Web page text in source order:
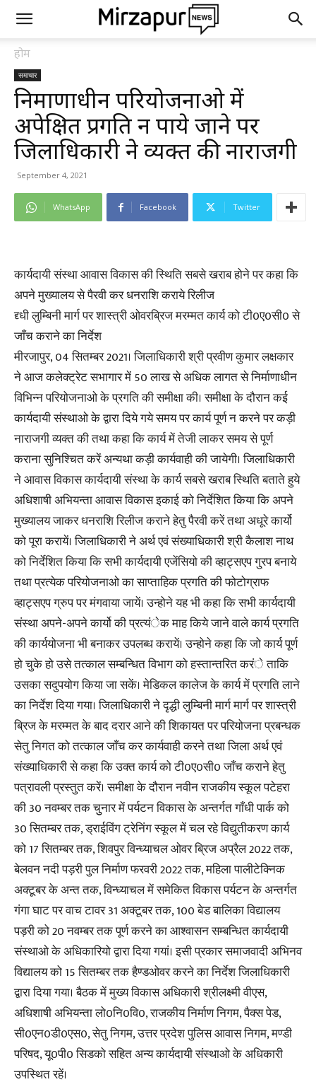
होम
समाचार
निर्माणाधीन परियोजनाओ में
अपेक्षित प्रगति न पाये जाने पर
जिलाधिकारी ने व्यक्त की नाराजगी
September 4, 2021
WhatsApp Facebook Twitter
कार्यदायी संस्था आवास विकास की स्थिति सबसे खराब होने पर कहा कि
अपने मुख्यालय से पैरवी कर धनराशि कराये रिलीज
द्द्धी लुम्बिनी मार्ग पर शास्त्री ओवरब्रिज मरम्मत कार्य को टी0ए0सी0 से
जाँच कराने का निर्देश
मीरजापुर, 04 सितम्बर 2021। जिलाधिकारी श्री प्रवीण कुमार लक्षकार
ने आज कलेक्ट्रेट सभागार में 50 लाख से अधिक लागत से निर्माणाधीन
विभिन्न परियोजनाओ के प्रगति की समीक्षा की। समीक्षा के दौरान कई
कार्यदायी संस्थाओ के द्वारा दिये गये समय पर कार्य पूर्ण न करने पर कड़ी
नाराजगी व्यक्त की तथा कहा कि कार्य में तेजी लाकर समय से पूर्ण
कराना सुनिश्चित करें अन्यथा कड़ी कार्यवाही की जायेगी। जिलाधिकारी
ने आवास विकास कार्यदायी संस्था के कार्य सबसे खराब स्थिति बताते हुये
अधिशाषी अभियन्ता आवास विकास इकाई को निर्देशित किया कि अपने
मुख्यालय जाकर धनराशि रिलीज कराने हेतु पैरवी करें तथा अधूरे कार्यो
को पूरा करायें। जिलाधिकारी ने अर्थ एवं संख्याधिकारी श्री कैलाश नाथ
को निर्देशित किया कि सभी कार्यदायी एजेंसियो की व्हाट्सएप गु्रप बनाये
तथा प्रत्येक परियोजनाओ का साप्ताहिक प्रगति की फोटोग्राफ
व्हाट्सएप ग्रुप पर मंगवाया जायें। उन्होने यह भी कहा कि सभी कार्यदायी
संस्था अपने-अपने कार्यो की प्रत्यंेक माह किये जाने वाले कार्य प्रगति
की कार्ययोजना भी बनाकर उपलब्ध करायें। उन्होने कहा कि जो कार्य पूर्ण
हो चुके हो उसे तत्काल सम्बन्धित विभाग को हस्तान्तरित करंे ताकि
उसका सदुपयोग किया जा सकें। मेडिकल कालेज के कार्य में प्रगति लाने
का निर्देश दिया गया। जिलाधिकारी ने दृद्धी लुम्बिनी मार्ग मार्ग पर शास्त्री
ब्रिज के मरम्मत के बाद दरार आने की शिकायत पर परियोजना प्रबन्धक
सेतु निगत को तत्काल जाँच कर कार्यवाही करने तथा जिला अर्थ एवं
संख्याधिकारी से कहा कि उक्त कार्य को टी0ए0सी0 जाँच कराने हेतु
पत्रावली प्रस्तुत करें। समीक्षा के दौरान नवीन राजकीय स्कूल पटेहरा
की 30 नवम्बर तक चुुनार में पर्यटन विकास के अन्तर्गत गाँधी पार्क को
30 सितम्बर तक, ड्राईविंग ट्रेनिंग स्कूल में चल रहे विद्युतीकरण कार्य
को 17 सितम्बर तक, शिवपुर विन्ध्याचल ओवर ब्रिज अप्रैल 2022 तक,
बेलवन नदी पड़री पुल निर्माण फरवरी 2022 तक, महिला पालीटेक्निक
अक्टूबर के अन्त तक, विन्ध्याचल में समेकित विकास पर्यटन के अन्तर्गत
गंगा घाट पर वाच टावर 31 अक्टूबर तक, 100 बेड बालिका विद्यालय
पड़री को 20 नवम्बर तक पूर्ण करने का आश्वासन सम्बन्धित कार्यदायी
संस्थाओ के अधिकारियो द्वारा दिया गयां। इसी प्रकार समाजवादी अभिनव
विद्यालय को 15 सितम्बर तक हैण्डओवर करने का निर्देश जिलाधिकारी
द्वारा दिया गया। बैठक में मुख्य विकास अधिकारी श्रीलक्ष्मी वीएस,
अधिशाषी अभियन्ता लो0नि0वि0, राजकीय निर्माण निगम, पैक्स पेड,
सी0एन0डी0एस0, सेतु निगम, उत्तर प्रदेश पुलिस आवास निगम, मण्डी
परिषद, यू0पी0 सिडको सहित अन्य कार्यदायी संस्थाओ के अधिकारी
उपस्थित रहें।